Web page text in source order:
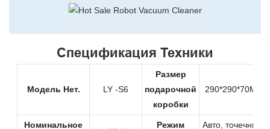
Спецификация Техники
Модель Нет. LY -S6
Размер
подарочной
коробки
290*290*70Мм
Номинальное
Режим
Авто, точечный,